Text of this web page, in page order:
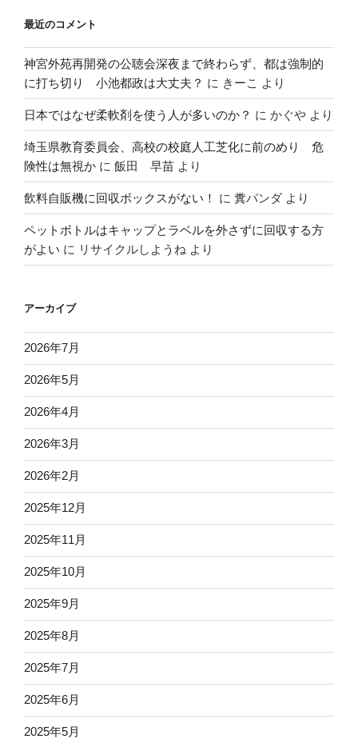
最近のコメント
神宮外苑再開発の公聴会深夜まで終わらず、都は強制的
に打ち切り 小池都政は大丈夫？ に きーこ より
日本ではなぜ柔軟剤を使う人が多いのか？ に かぐや より
埼玉県教育委員会、高校の校庭人工芝化に前のめり 危
険性は無視か に 飯田 早苗 より
飲料自販機に回収ボックスがない！ に 糞パンダ より
ペットボトルはキャップとラベルを外さずに回収する方
がよい に リサイクルしようね より
アーカイブ
2026年7月
2026年5月
2026年4月
2026年3月
2026年2月
2025年12月
2025年11月
2025年10月
2025年9月
2025年8月
2025年7月
2025年6月
2025年5月